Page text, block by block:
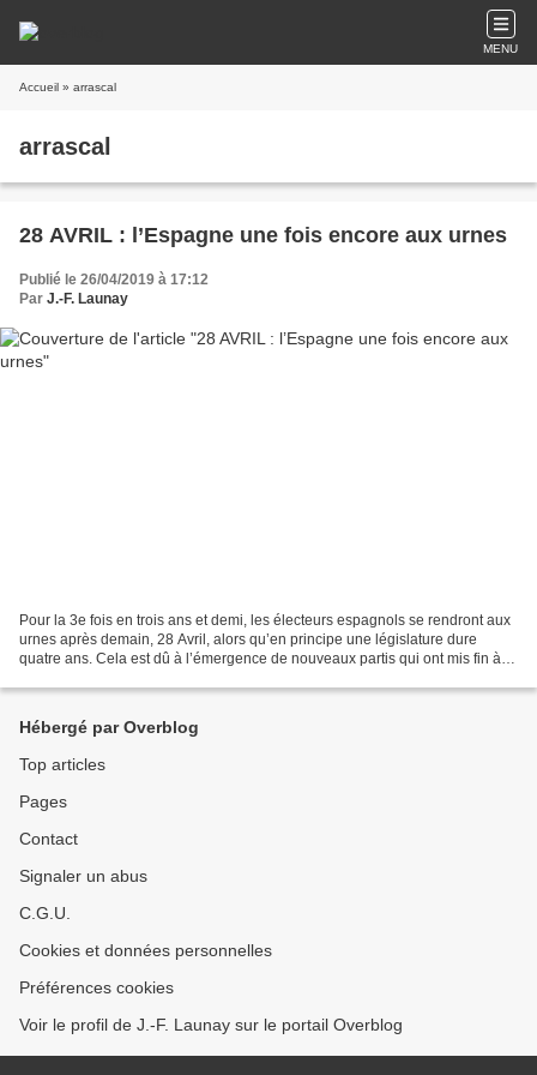
MENU
Accueil » arrascal
arrascal
28 AVRIL : l’Espagne une fois encore aux urnes
Publié le 26/04/2019 à 17:12
Par J.-F. Launay
Pour la 3e fois en trois ans et demi, les électeurs espagnols se rendront aux
urnes après demain, 28 Avril, alors qu’en principe une législature dure
quatre ans. Cela est dû à l’émergence de nouveaux partis qui ont mis fin à
Hébergé par Overblog
Top articles
Pages
Contact
Signaler un abus
C.G.U.
Cookies et données personnelles
Préférences cookies
Voir le profil de J.-F. Launay sur le portail Overblog